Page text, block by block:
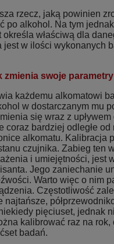
rzecz, jaką powinien
po alkohol. Na tym
określa właściwą dla
jest w ilości wykonanych
zmienia swoje
każdemu alkomatowi
w dostarczanym mu
się wraz z
coraz bardziej odległe
alkomatu. Kalibracja
czujnika. Zabieg ten
i umiejętności, jest
Jego zaniechanie
Warto więc o nim
Częstotliwość
najtańsze,
pięciuset, jednak
kalibrować raz na rok,
badań.